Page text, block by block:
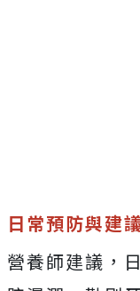
日常預防與建
營養師建議，